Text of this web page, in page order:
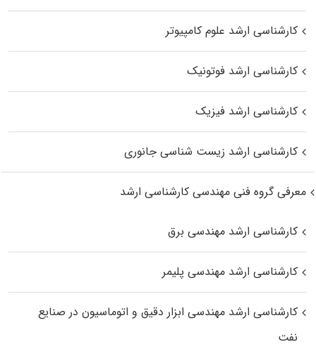
کارشناسی ارشد علوم کامپیوتر
کارشناسی ارشد فوتونیک
کارشناسی ارشد فیزیک
کارشناسی ارشد زیست‌ شناسی جانوری
معرفی گروه فنی مهندسی کارشناسی ارشد
کارشناسی ارشد مهندسی برق
کارشناسی ارشد مهندسی پلیمر
کارشناسی ارشد مهندسی ابزار دقیق و اتوماسیون در صنایع
نفت